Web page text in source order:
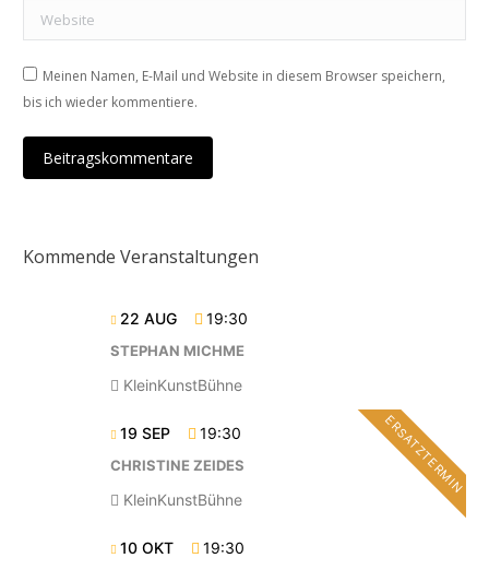
Website
Meinen Namen, E-Mail und Website in diesem Browser speichern,
bis ich wieder kommentiere.
Beitragskommentare
Kommende Veranstaltungen
22 AUG 19:30
STEPHAN MICHME
KleinKunstBühne
19 SEP 19:30 ERSATZTERMIN
CHRISTINE ZEIDES
KleinKunstBühne
10 OKT 19:30